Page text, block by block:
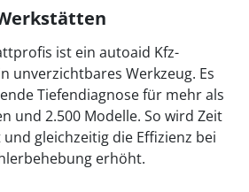
ist ein autoaid Kfz-
unverzichtbares Werkzeug. Es
Tiefendiagnose für mehr als
und 2.500 Modelle. So wird Zeit
gleichzeitig die Effizienz bei
erhöht.